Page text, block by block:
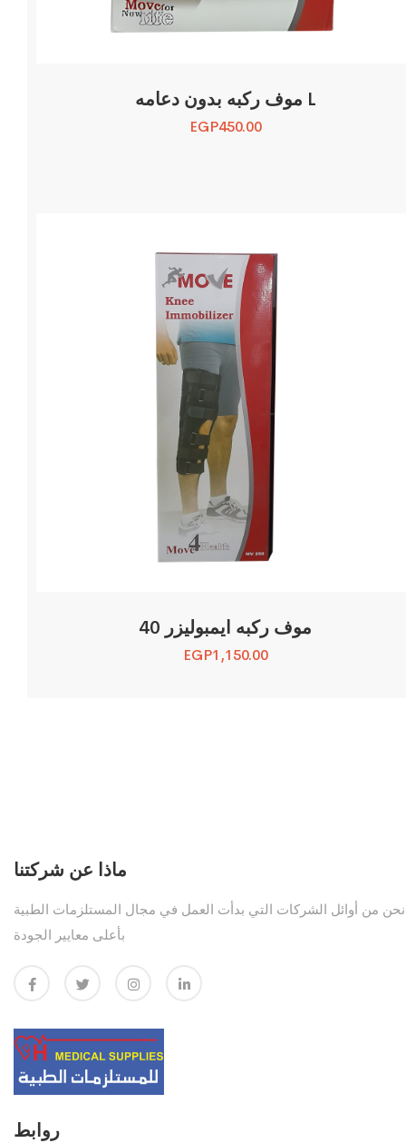
موف ركبه بدون دعامه L
EGP450.00
موف ركبه ايمبوليزر 40
EGP1,150.00
ماذا عن شركتنا
نحن من أوائل الشركات التي بدأت العمل في مجال المستلزمات الطبية
بأعلى معايير الجودة
روابط